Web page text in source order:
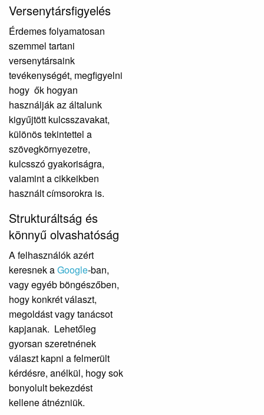
Versenytársfigyelés
Érdemes folyamatosan
szemmel tartani
versenytársaink
tevékenységét, megfigyelni
hogy ők hogyan
használják az általunk
kigyűjtött kulcsszavakat,
különös tekintettel a
szövegkörnyezetre,
kulcsszó gyakoriságra,
valamint a cikkeikben
használt címsorokra is.
Strukturáltság és
könnyű olvashatóság
A felhasználók azért
keresnek aGoogle-ban,
vagy egyéb böngészőben,
hogy konkrét választ,
megoldást vagy tanácsot
kapjanak. Lehetőleg
gyorsan szeretnének
választ kapni a felmerült
kérdésre, anélkül, hogy sok
bonyolult bekezdést
kellene átnézniük.